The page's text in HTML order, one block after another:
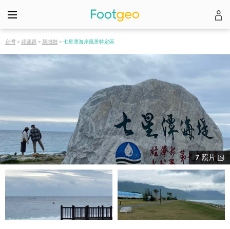
台灣 > 花蓮縣 > 新城鄉 > 七星潭海岸風景特定區
7照片